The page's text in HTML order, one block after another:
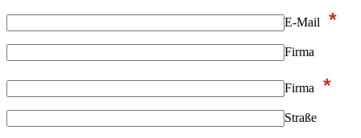
E-Mail *
Firma
Firma *
Straße